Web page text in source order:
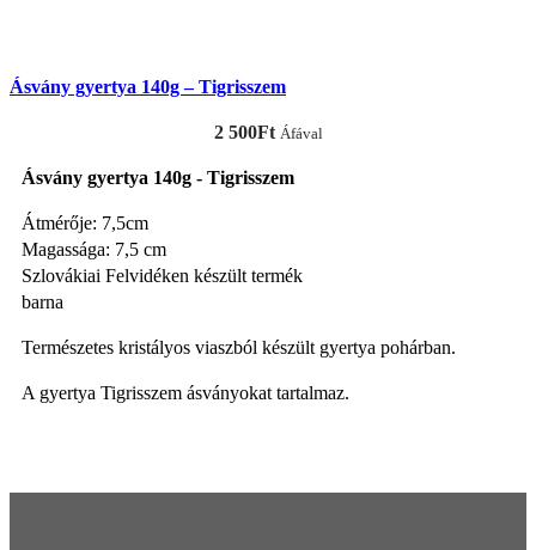
Ásvány gyertya 140g – Tigrisszem
2 500Ft Áfával
Ásvány gyertya 140g - Tigrisszem
Átmérője: 7,5cm
Magassága: 7,5 cm
Szlovákiai Felvidéken készült termék
barna
Természetes kristályos viaszból készült gyertya pohárban.
A gyertya Tigrisszem ásványokat tartalmaz.